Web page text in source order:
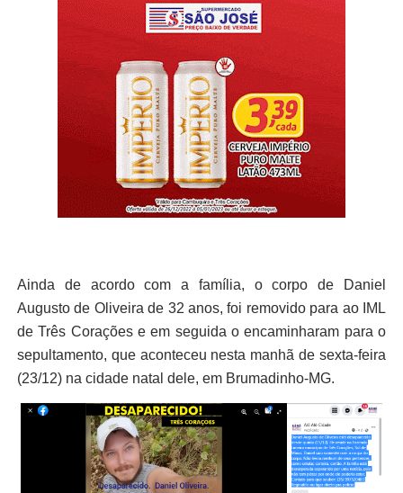
Ainda de acordo com a família, o corpo de Daniel
Augusto de Oliveira de 32 anos, foi removido para ao IML
de Três Corações e em seguida o encaminharam para o
sepultamento, que aconteceu nesta manhã de sexta-feira
(23/12) na cidade natal dele, em Brumadinho-MG.